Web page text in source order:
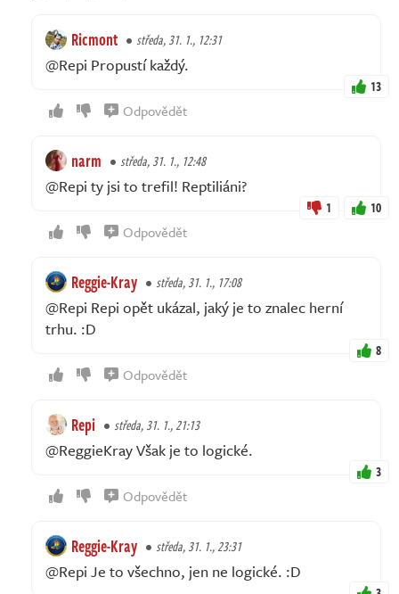
Ricmont středa, 31. 1., 12:31
@Repi Propustí každý.
13
Odpovědět
narm středa, 31. 1., 12:48
@Repi ty jsi to trefil! Reptiliáni?
1 10
Odpovědět
Reggie-Kray středa, 31. 1., 17:08
@Repi Repi opět ukázal, jaký je to znalec herní
trhu. :D
8
Odpovědět
Repi středa, 31. 1., 21:13
@ReggieKray Však je to logické.
3
Odpovědět
Reggie-Kray středa, 31. 1., 23:31
@Repi Je to všechno, jen ne logické. :D